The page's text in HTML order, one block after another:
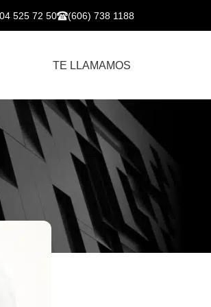
525 72 50 (606) 738 1188
TE LLAMAMOS
en